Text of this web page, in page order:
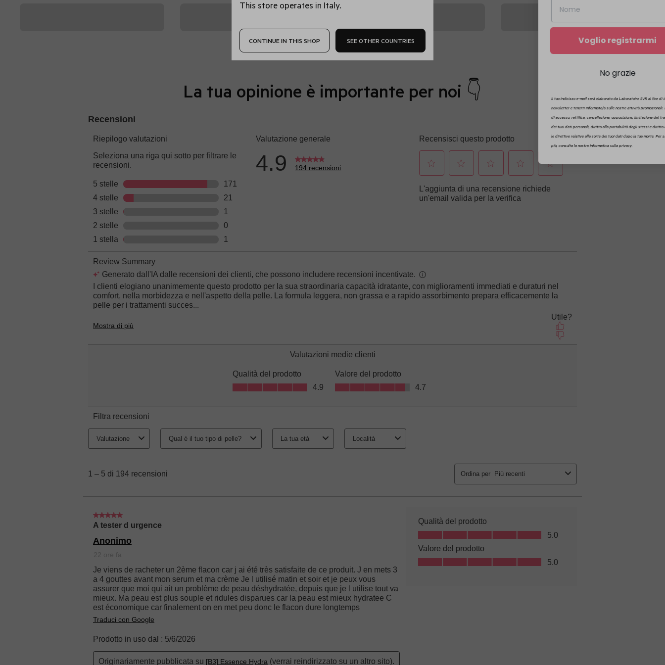
This store operates in Italy.
CONTINUE IN THIS SHOP SEE OTHER COUNTRIES
La tua opinione è importante per noi 👇
Voglio registrarmi
Il tuo indirizzo e-mail sarà elaborato da Laboratoire SVR al fine di inviarti la
newsletter e tenerti informato/a sulle nostre attività promozionali. Hai diritto
di accesso, rettifica, cancellazione, opposizione, limitazione del trattamento
dei tuoi dati personali, diritto alla portabilità degli stessi e diritto di definire
le direttive relative alla sorte dei tuoi dati dopo la tua morte. Per saperne di
più, consulta la nostra Informativa sulla privacy.